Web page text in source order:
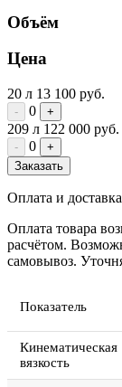
Объём
Цена
20 л 13 100 руб.
- 0 +
209 л 122 000 руб.
- 0
+
Заказать
Оплата и
Оплата товара
расчётом.
самовывоз.
Показатель
Кинематическая
вязкость